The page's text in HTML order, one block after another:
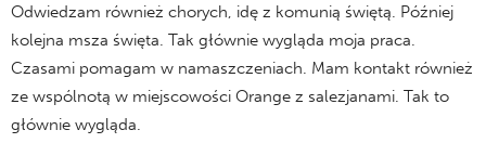
Odwiedzam również chorych, idę z komunią świętą. Później
kolejna msza święta. Tak głównie wygląda moja praca.
Czasami pomagam w namaszczeniach. Mam kontakt również
ze wspólnotą w miejscowości Orange z salezjanami. Tak to
głównie wygląda.